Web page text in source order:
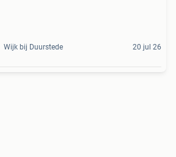
Wijk bij Duurstede 20 jul 26